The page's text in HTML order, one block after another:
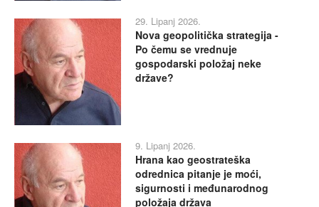
29. Lipanj 2026.
Nova geopolitička strategija -
Po čemu se vrednuje
gospodarski položaj neke
države?
9. Lipanj 2026.
Hrana kao geostrateška
odrednica pitanje je moći,
sigurnosti i međunarodnog
položaja država